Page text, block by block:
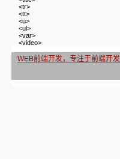
<tr>
<tt>
<u>
<ul>
<var>
<video>
WEB前端开发，专注于前端开发